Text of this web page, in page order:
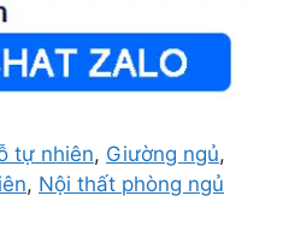
tự nhiên, Giường ngủ,
, Nội thất phòng ngủ